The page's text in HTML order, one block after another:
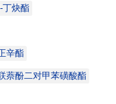
丁炔酯
辛酯
萘酚二对甲苯磺酸酯